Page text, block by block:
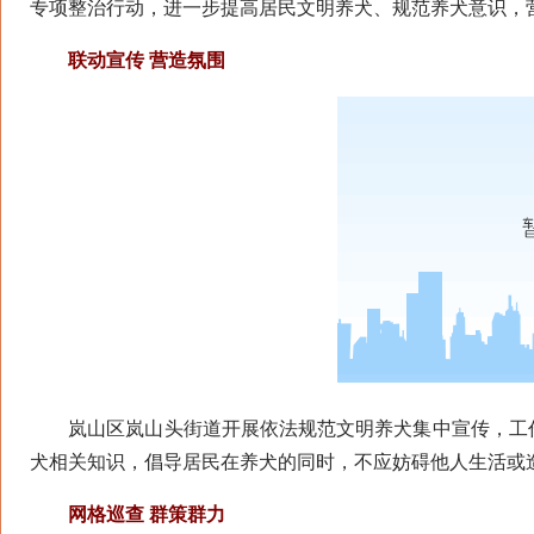
专项整治行动，进一步提高居民文明养犬、规范养犬意识，
联动宣传 营造氛围
岚山区岚山头街道开展依法规范文明养犬集中宣传，工
犬相关知识，倡导居民在养犬的同时，不应妨碍他人生活
网格巡查 群策群力